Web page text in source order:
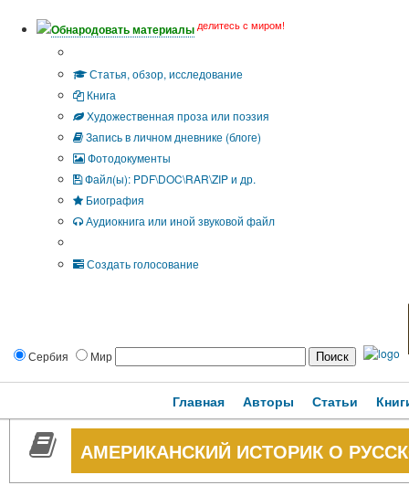
Обнародовать материалы делитесь с миром!
Статья, обзор, исследование
Книга
Художественная проза или поэзия
Запись в личном дневнике (блоге)
Фотодокументы
Файл(ы): PDF\DOC\RAR\ZIP и др.
Биография
Аудиокнига или иной звуковой файл
Создать голосование
Сербия Мир
Главная Авторы Статьи
АМЕРИКАНСКИЙ ИСТОРИК О